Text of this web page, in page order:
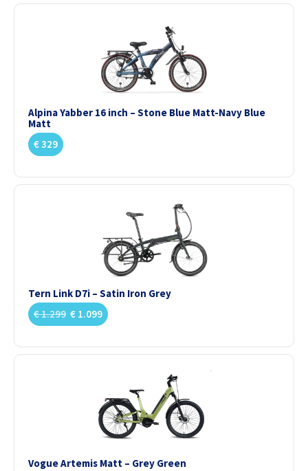
Alpina Yabber 16 inch – Stone Blue Matt-Navy Blue
Matt
€329
Tern Link D7i – Satin Iron Grey
€1.299 € 1.099
Vogue Artemis Matt – Grey Green